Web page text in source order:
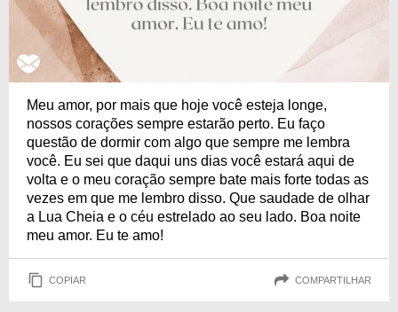
Meu amor, por mais que hoje você esteja longe,
nossos corações sempre estarão perto. Eu faço
questão de dormir com algo que sempre me lembra
você. Eu sei que daqui uns dias você estará aqui de
volta e o meu coração sempre bate mais forte todas as
vezes em que me lembro disso. Que saudade de olhar
a Lua Cheia e o céu estrelado ao seu lado. Boa noite
meu amor. Eu te amo!
COPIAR COMPARTILHAR